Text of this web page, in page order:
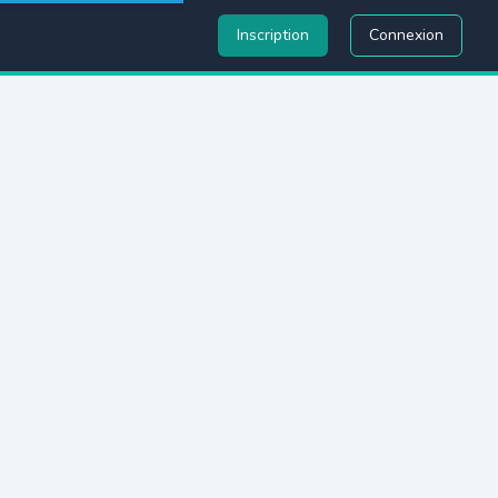
Inscription Connexion